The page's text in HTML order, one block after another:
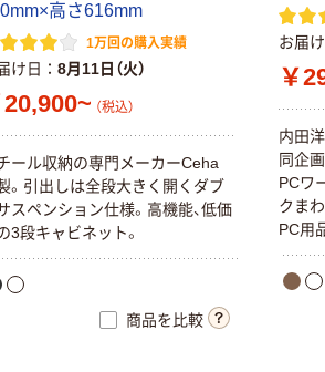
高さ616mm
1万回の購入実績
け日 8月11日（火）
20,900~ （税込）
ール収納の専門メーカーCeha
。引出しは全段大きく開くダブ
スペンション仕様。高機能、低価
3段キャビネット。
商品を比較
お届
￥
内田
同企
PCワ
クま
PC用